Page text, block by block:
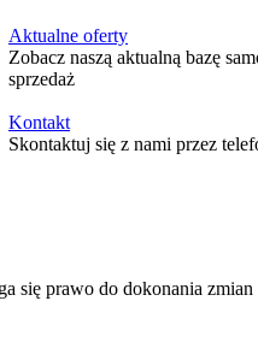
Aktualne oferty
Zobacz naszą aktualną bazę
sprzedaż
Kontakt
Skontaktuj się z nami przez
się prawo do dokonania